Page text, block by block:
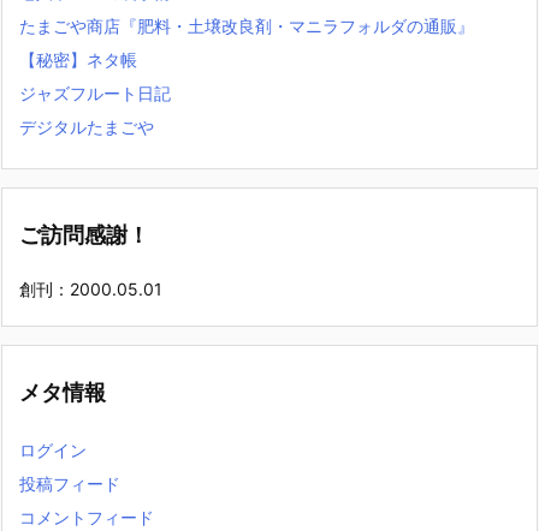
たまごや商店『肥料・土壌改良剤・マニラフォルダの通販』
【秘密】ネタ帳
ジャズフルート日記
デジタルたまごや
ご訪問感謝！
創刊：2000.05.01
メタ情報
ログイン
投稿フィード
コメントフィード